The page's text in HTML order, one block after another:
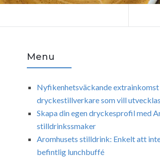
Menu
Nyfikenhetsväckande extrainkomst
dryckestillverkare som vill
Skapa din egen dryckesprofil med
stilldrinkssmaker
Aromhusets stilldrink: Enkelt att
befintlig lunchbuffé